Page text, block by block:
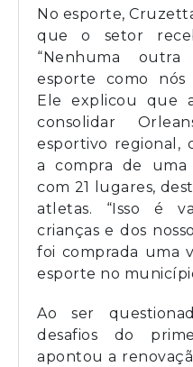
No esporte,
que o setor
“Nenhuma
esporte como nós
Ele explicou que
consolidar
esportivo regional,
a compra de
com 21 lugares,
atletas. “Isso é
crianças e dos
foi comprada uma
esporte no
Ao ser
desafios do
apontou a